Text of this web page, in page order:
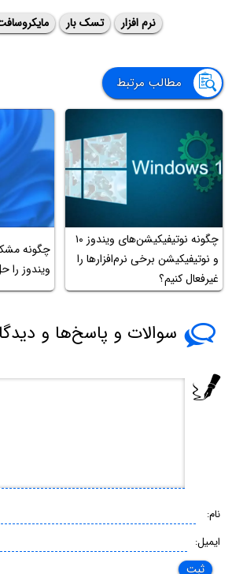
نرم افزار تسک بار
مطالب مرتبط
چگونه نوتیفیکیشن‌های ویندوز ۱۰
و نوتیفیکیشن برخی نرم‌افزارها را
غیرفعال کنیم؟
چگونه
ویندوز را
سوالات و پاسخ‌ها و
نام:
ایمیل: